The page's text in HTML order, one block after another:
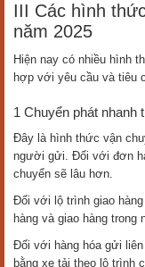
III Các hình
năm 2025
Hiện nay có nhiều hình
hợp với yêu cầu và tiêu
1 Chuyển phát nhanh
Đây là hình thức vận
người gửi. Đối với đơn
chuyển sẽ lâu hơn.
Đối với lộ trình giao
hàng và giao hàng trong
Đối với hàng hóa gửi
bằng xe tải theo lộ trình